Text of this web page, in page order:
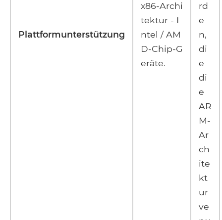
Plattformunterstützung
x86-Archi
tektur - I
ntel / AM
D-Chip-G
eräte.
rd
e
n,
di
e
di
e
AR
M-
Ar
ch
ite
kt
ur
ve